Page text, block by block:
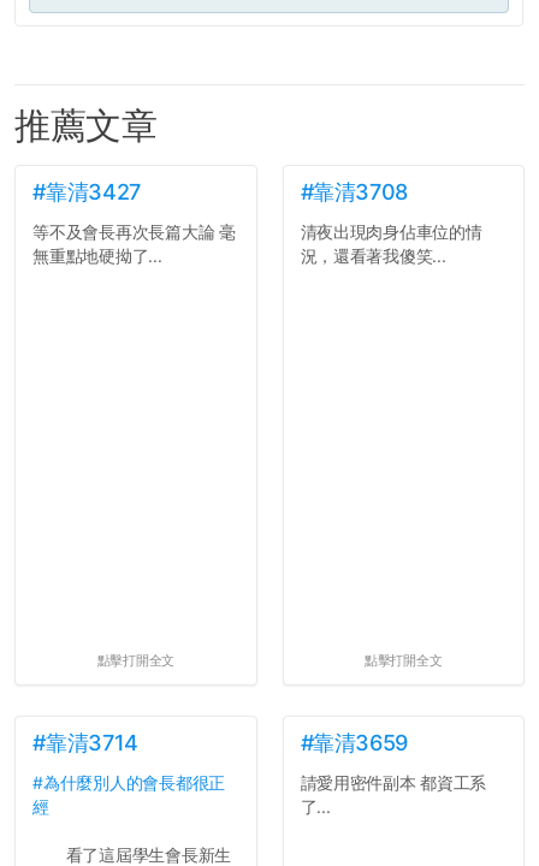
推薦文章
#靠清3427
等不及會長再次長篇大論 毫
無重點地硬拗了...
點擊打開全文
#靠清3708
清夜出現肉身佔車位的情
況，還看著我傻笑...
點擊打開全文
#靠清3714
#為什麼別人的會長都很正
經
看了這屆學生會長新生
#靠清3659
請愛用密件副本 都資工系
了...